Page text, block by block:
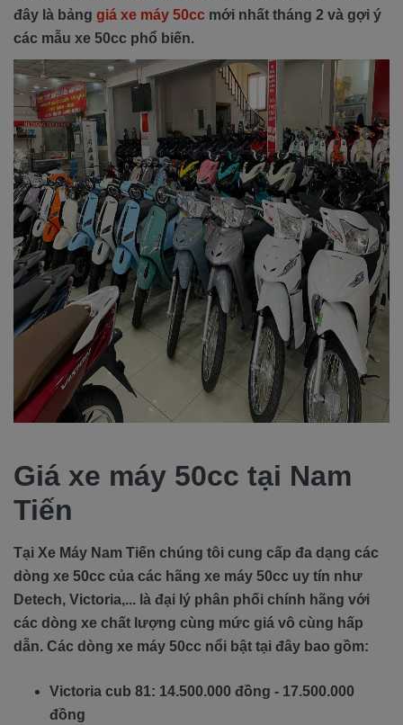
đây là bảng giá xe máy 50cc mới nhất tháng 2 và gợi ý
các mẫu xe 50cc phổ biến.
Giá xe máy 50cc tại Nam
Tiến
Tại Xe Máy Nam Tiến chúng tôi cung cấp đa dạng các
dòng xe 50cc của các hãng xe máy 50cc uy tín như
Detech, Victoria,... là đại lý phân phối chính hãng với
các dòng xe chất lượng cùng mức giá vô cùng hấp
dẫn. Các dòng xe máy 50cc nổi bật tại đây bao gồm:
Victoria cub 81: 14.500.000 đồng - 17.500.000
đồng